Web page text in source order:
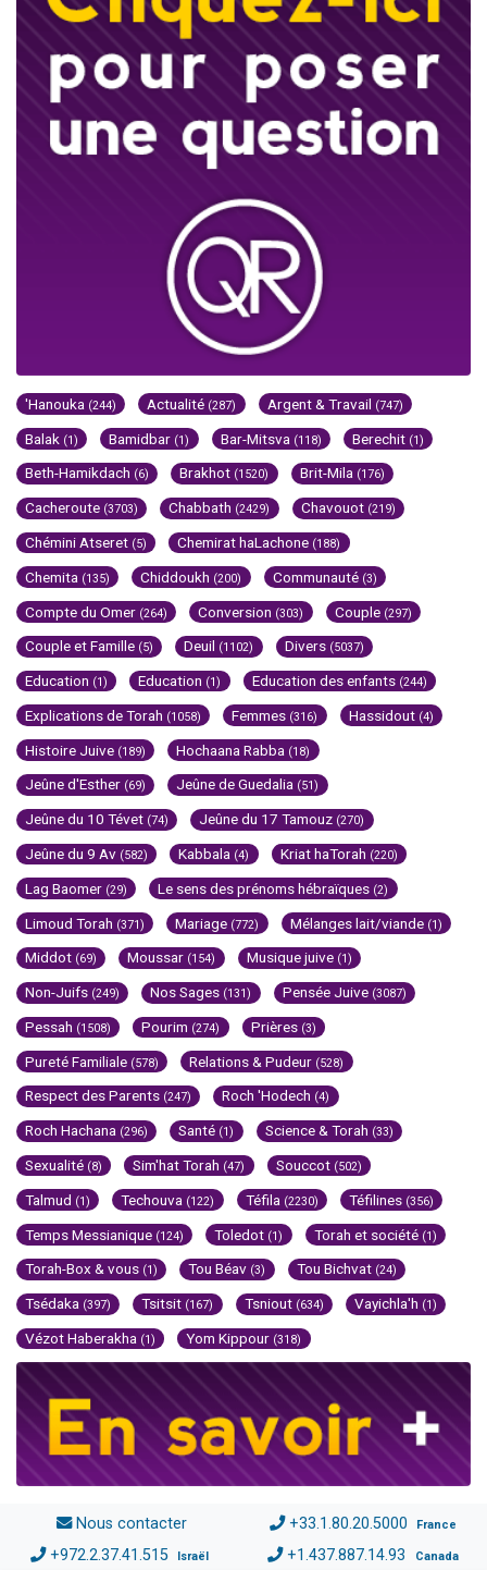
'Hanouka (244) Actualité (287) Argent & Travail (747)
Balak (1) Bamidbar (1) Bar-Mitsva (118) Berechit (1)
Beth-Hamikdach (6) Brakhot (1520) Brit-Mila (176)
Cacheroute (3703) Chabbath (2429) Chavouot (219)
Chémini Atseret (5) Chemirat haLachone (188)
Chemita (135) Chiddoukh (200) Communauté (3)
Compte du Omer (264) Conversion (303) Couple (297)
Couple et Famille (5) Deuil (1102) Divers (5037)
Education (1) Education (1) Education des enfants (244)
Explications de Torah (1058) Femmes (316) Hassidout (4)
Histoire Juive (189) Hochaana Rabba (18)
Jeûne d'Esther (69) Jeûne de Guedalia (51)
Jeûne du 10 Tévet (74) Jeûne du 17 Tamouz (270)
Jeûne du 9 Av (582) Kabbala (4) Kriat haTorah (220)
Lag Baomer (29) Le sens des prénoms hébraïques (2)
Limoud Torah (371) Mariage (772) Mélanges lait/viande (1)
Middot (69) Moussar (154) Musique juive (1)
Non-Juifs (249) Nos Sages (131) Pensée Juive (3087)
Pessah (1508) Pourim (274) Prières (3)
Pureté Familiale (578) Relations & Pudeur (528)
Respect des Parents (247) Roch 'Hodech (4)
Roch Hachana (296) Santé (1) Science & Torah (33)
Sexualité (8) Sim'hat Torah (47) Souccot (502)
Talmud (1) Techouva (122) Téfila (2230) Téfilines (356)
Temps Messianique (124) Toledot (1) Torah et société (1)
Torah-Box & vous (1) Tou Béav (3) Tou Bichvat (24)
Tsédaka (397) Tsitsit (167) Tsniout (634) Vayichla'h (1)
Vézot Haberakha (1) Yom Kippour (318)
Nous contacter +33.1.80.20.5000 France
+972.2.37.41.515 Israël +1.437.887.14.93 Canada